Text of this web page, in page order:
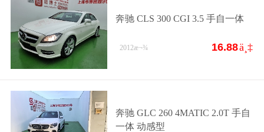
奔驰 CLS 300 CGI 3.5 手自一体
16.88ä¸‡
2012æ¬¾
奔驰 GLC 260 4MATIC 2.0T 手自
一体 动感型